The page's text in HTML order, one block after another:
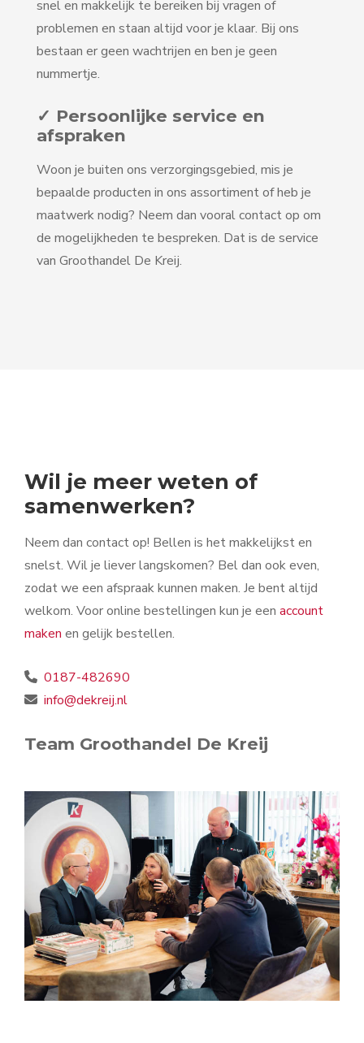
snel en makkelijk te bereiken bij vragen of
problemen en staan altijd voor je klaar. Bij ons
bestaan er geen wachtrijen en ben je geen
nummertje.
✓ Persoonlijke service en
afspraken
Woon je buiten ons verzorgingsgebied, mis je
bepaalde producten in ons assortiment of heb je
maatwerk nodig? Neem dan vooral contact op om
de mogelijkheden te bespreken. Dat is de service
van Groothandel De Kreij.
Wil je meer weten of
samenwerken?
Neem dan contact op! Bellen is het makkelijkst en
snelst. Wil je liever langskomen? Bel dan ook even,
zodat we een afspraak kunnen maken. Je bent altijd
welkom. Voor online bestellingen kun je een account
maken en gelijk bestellen.
0187-482690
info@dekreij.nl
Team Groothandel De Kreij